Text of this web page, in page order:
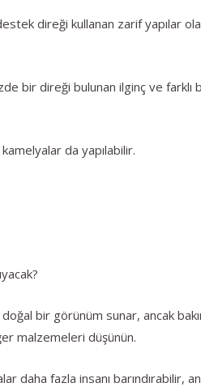
direği kullanan zarif yapılar
bir direği bulunan ilginç ve farklı
da yapılabilir.
bir görünüm sunar, ancak
malzemeleri düşünün.
daha fazla insanı barındırabilir,